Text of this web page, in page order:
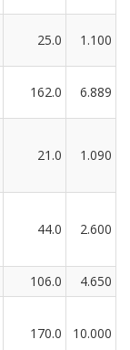
25.0 1.100
162.0 6.889
21.0 1.090
44.0 2.600
106.0
4.650
170.0 10.000